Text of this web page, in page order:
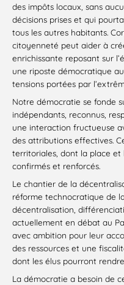
des impôts locaux, sans
décisions prises et qui
tous les autres habitants.
citoyenneté peut aider à
enrichissante reposant sur
une riposte démocratique
tensions portées par
Notre démocratie se fonde
indépendants, reconnus,
une interaction fructueuse
des attributions effectives.
territoriales, dont la place et
confirmés et renforcés.
Le chantier de la
réforme technocratique de
décentralisation,
actuellement en débat au
avec ambition pour leur
des ressources et une
dont les élus pourront
La démocratie a besoin de